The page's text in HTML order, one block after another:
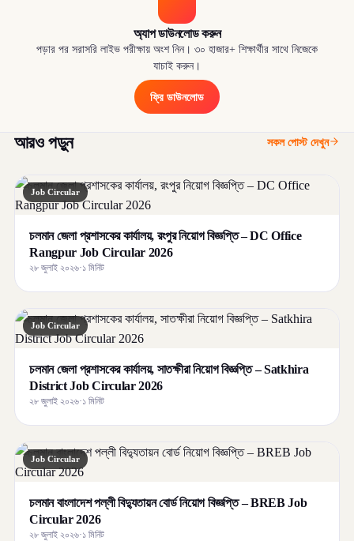
অ্যাপ ডাউনলোড করুন
পড়ার পর সরাসরি লাইভ পরীক্ষায় অংশ নিন। ৩০ হাজার+ শিক্ষার্থীর সাথে নিজেকে
যাচাই করুন।
ফ্রি ডাউনলোড
আরও পড়ুন সকল পোস্ট দেখুন
Job Circular
চলমান জেলা প্রশাসকের কার্যালয়, রংপুর নিয়োগ বিজ্ঞপ্তি – DC Office
Rangpur Job Circular 2026
২৮ জুলাই ২০২৬·১ মিনিট
Job Circular
চলমান জেলা প্রশাসকের কার্যালয়, সাতক্ষীরা নিয়োগ বিজ্ঞপ্তি – Satkhira
District Job Circular 2026
২৮ জুলাই ২০২৬·১ মিনিট
Job Circular
চলমান বাংলাদেশ পল্লী বিদ্যুতায়ন বোর্ড নিয়োগ বিজ্ঞপ্তি – BREB Job
Circular 2026
২৮ জুলাই ২০২৬·১ মিনিট